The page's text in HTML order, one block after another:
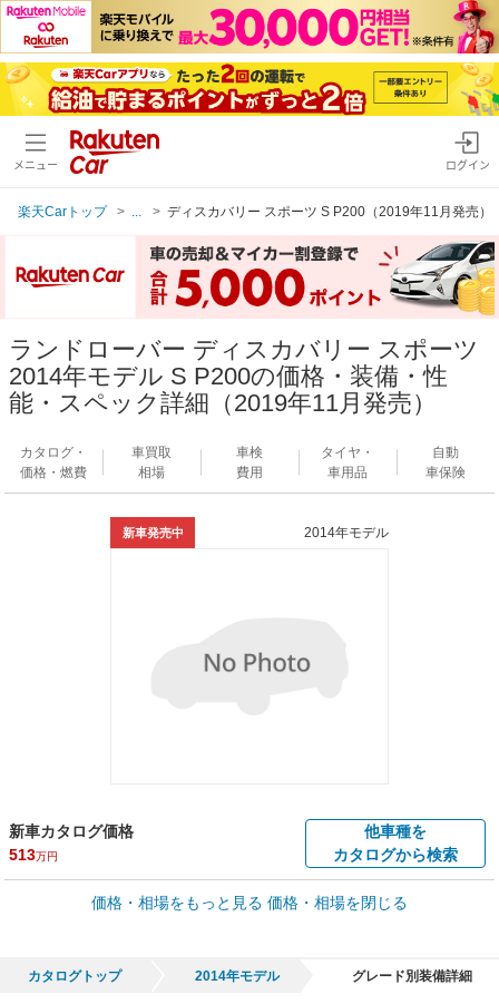
メニュー ログイン
楽天Carトップ ディスカバリー スポーツ S P200（2019年11月発売）
ランドローバー ディスカバリー スポーツ
2014年モデル S P200の価格・装備・性
能・スペック詳細（2019年11月発売）
カタログ・
価格・燃費
車買取
相場
車検
費用
タイヤ・
車用品
自動
車保険
新車発売中 2014年モデル
新車カタログ価格
513万円
他車種を
カタログから検索
車買取価格 *
車買取相場
価格・相場をもっと見る 価格・相場を閉じる
カタログトップ 2014年モデル グレード別装備詳細